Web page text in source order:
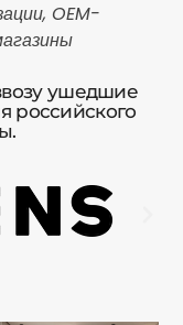
OEM-
ушедшие
российского